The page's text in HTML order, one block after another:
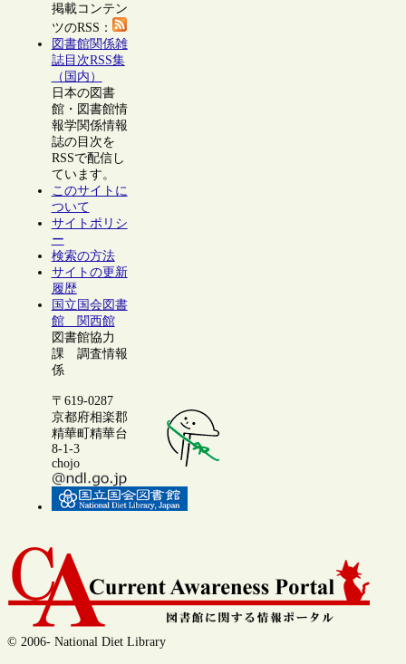
掲載コンテン
ツのRSS：
図書館関係雑
誌目次RSS集
（国内）
日本の図書
館・図書館情
報学関係情報
誌の目次を
RSSで配信し
ています。
このサイトに
ついて
サイトポリシ
ー
検索の方法
サイトの更新
履歴
国立国会図書
館 関西館
図書館協力
課 調査情報
係
〒619-0287
京都府相楽郡
精華町精華台
8-1-3
chojo
© 2006- National Diet Library